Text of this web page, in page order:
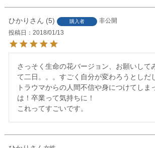
ひかり 5 購入者
非公開
投稿日
2018/01/13
さっそく生命の花バージョン、お願いして
て二日。。。すごく自分が変わろうとしだ
トラウマからの人間不信や身につけてしま
は！卒業って気持ちに！
これってすごいです。